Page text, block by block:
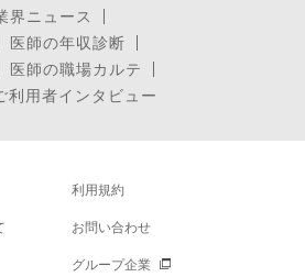
界ニュース
医師の年収診断
医師の職場カルテ
利用者インタビュー
利用規約
お問い合わせ
グループ企業